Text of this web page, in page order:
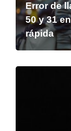
Error de
50 y 31
rápida